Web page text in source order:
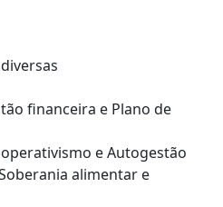
financeira e Plano de
e Autogestão
alimentar e